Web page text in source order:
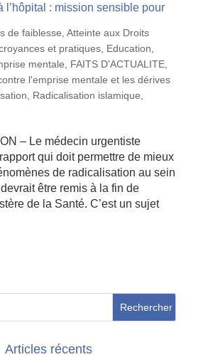
l’hôpital : mission sensible pour
de faiblesse Atteinte aux Droits
et pratiques, Education,
mentale FAITS D'ACTUALITE,
l'emprise mentale et les dérives
Radicalisation islamique
– Le médecin urgentiste
qui doit permettre de mieux
de radicalisation au sein
être remis à la fin de
de la Santé. C’est un sujet
Articles récents